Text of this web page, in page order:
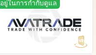
อยู่ในการกำกับดูแล
6
7
2
3